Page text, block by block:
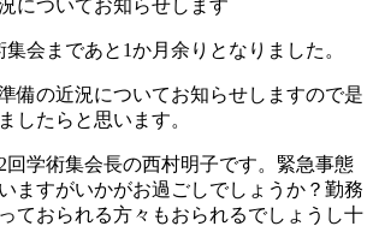
についてお知らせします
会まであと1か月余りとなりました。
備の近況についてお知らせしますので是
したらと思います。
2回学術集会長の西村明子です。緊急事態
ますがいかがお過ごしでしょうか？勤務
ておられる方々もおられるでしょうし十